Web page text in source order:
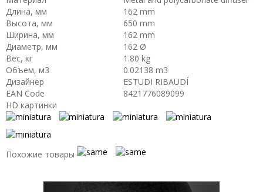
Длина, мм
162 mm
Высота, мм
650 mm
Ширина, мм
162 mm
Диаметр, мм
162 Ø
Вес, кг
1.80 kg
Объем, м3
0.02138 m3
Дизайнер
ESTUDI RIBAUDÍ
EAN Code
8421776089099
HD картинки
Похожие товары